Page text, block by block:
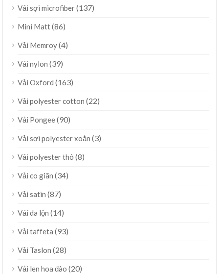
Vải sợi microfiber(137)
Mini Matt(86)
Vải Memroy(4)
Vải nylon (39)
Vải Oxford (163)
Vải polyester cotton (22)
Vải Pongee(90)
Vải sợi polyester xoắn (3)
Vải polyester thô (8)
Vải co giãn (34)
Vải satin (87)
Vải da lộn (14)
Vải taffeta (93)
Vải Taslon (28)
Vải len hoa đào (20)